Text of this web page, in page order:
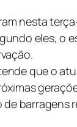
nesta
eles, o
que o
barragens